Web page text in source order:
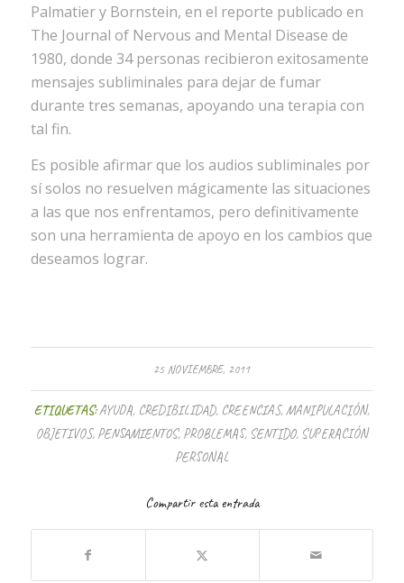
Palmatier y Bornstein, en el reporte publicado en
The Journal of Nervous and Mental Disease de
1980, donde 34 personas recibieron exitosamente
mensajes subliminales para dejar de fumar
durante tres semanas, apoyando una terapia con
tal fin.
Es posible afirmar que los audios subliminales por
sí solos no resuelven mágicamente las situaciones
a las que nos enfrentamos, pero definitivamente
son una herramienta de apoyo en los cambios que
deseamos lograr.
25 NOVIEMBRE, 2011
ETIQUETAS:AYUDA, CREDIBILIDAD, CREENCIAS,MANIPULACIÓN,
OBJETIVOS, PENSAMIENTOS, PROBLEMAS, SENTIDO, SUPERACIÓN
PERSONAL
Compartir esta entrada